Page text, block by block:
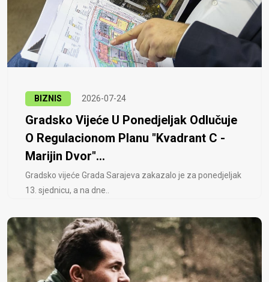
BIZNIS 2026-07-24
Gradsko Vijeće U Ponedjeljak Odlučuje
O Regulacionom Planu "Kvadrant C -
Marijin Dvor"...
Gradsko vijeće Grada Sarajeva zakazalo je za ponedjeljak
13. sjednicu, a na dne..